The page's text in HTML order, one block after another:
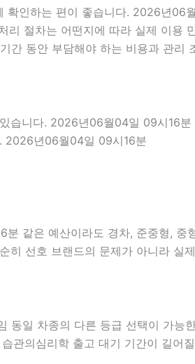
인하는 편이 좋습니다. 2026년06
절차는 어떤지에 따라 실제 이용
동안 부담해야 하는 비용과 관리
습니다. 2026년06월04일 09시16
2026년06월04일 09시16분
같은 예산이라도 경차, 준중형, 중
선호 브랜드의 문제가 아니라 실
일 차종의 다른 등급 선택이 가능
관의심리학 출고 대기 기간이 길어